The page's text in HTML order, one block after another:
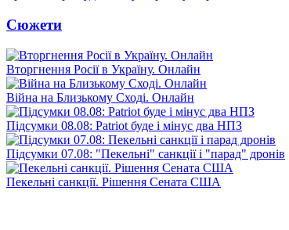
Сюжети
Вторгнення Росії в Україну. Онлайн
Війна на Близькому Сході. Онлайн
Підсумки 08.08: Patriot буде і мінус два НПЗ
Підсумки 07.08: "Пекельні" санкції і "парад" дронів
Пекельні санкції. Рішення Сената США